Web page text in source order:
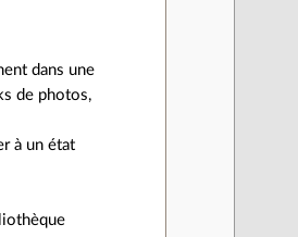
dans une
de photos,
à un état